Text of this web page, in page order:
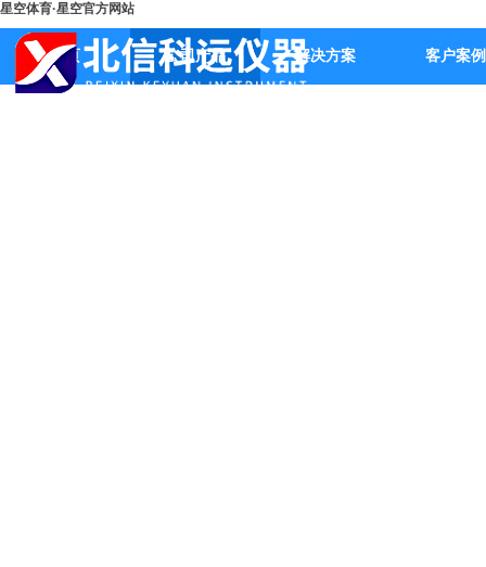
星空体育·星空官方网站
首页 公司产品 解决方案 客户案例